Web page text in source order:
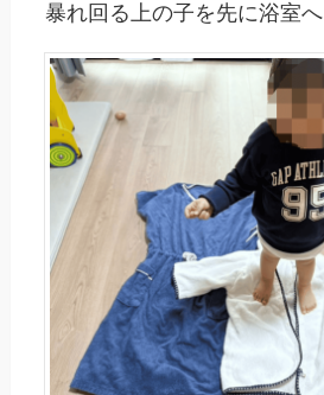
暴れ回る上の子を先に浴室へ